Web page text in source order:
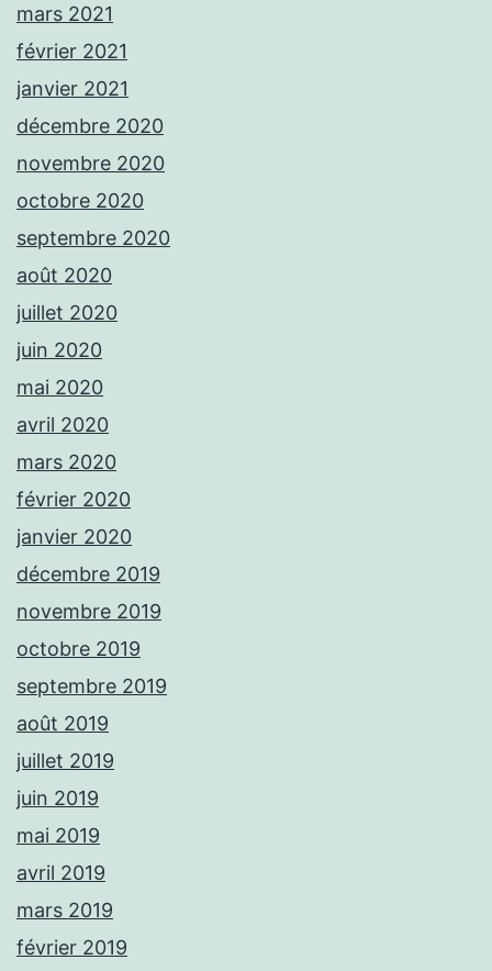
mars 2021
février 2021
janvier 2021
décembre 2020
novembre 2020
octobre 2020
septembre 2020
août 2020
juillet 2020
juin 2020
mai 2020
avril 2020
mars 2020
février 2020
janvier 2020
décembre 2019
novembre 2019
octobre 2019
septembre 2019
août 2019
juillet 2019
juin 2019
mai 2019
avril 2019
mars 2019
février 2019